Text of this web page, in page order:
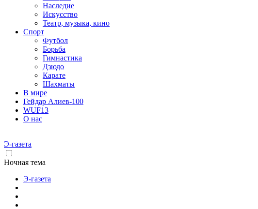
Наследие
Искусство
Театр, музыка, кино
Спорт
Футбол
Борьба
Гимнастика
Дзюдо
Карате
Шахматы
В мире
Гейдар Алиев-100
WUF13
О нас
Э-газета
Ночная тема
Э-газета